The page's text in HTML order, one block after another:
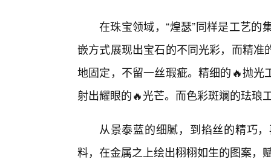
在珠宝领域，“煌瑟”同样是工艺
嵌方式展现出宝石的不同光彩，而精
地固定，不留一丝瑕疵。精细的🔥抛
射出耀眼的🔥光芒。而色彩斑斓的珐琅
从景泰蓝的细腻，到掐丝的精巧
料，在金属之上绘出栩栩如生的图案，